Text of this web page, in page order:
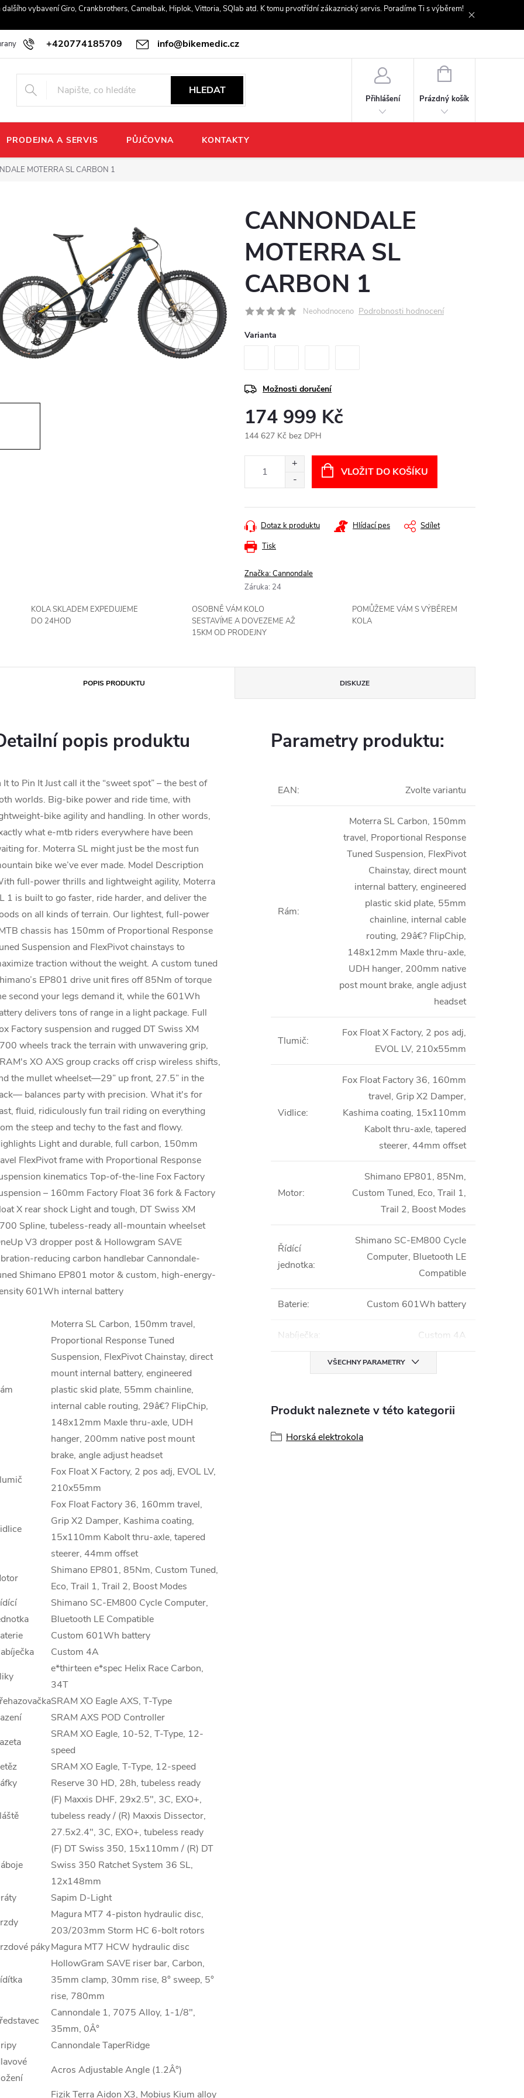
vybavení Giro, Crankbrothers, Camelbak, Hiplok, Vittoria, SQlab atd. K tomu prvotřídní zákaznický servis. Poradíme Ti s výběrem!
+420774185709 info@bikemedic.cz
osobních údajů
HLEDAT
Přihlášení
NÁKUPNÍ
Prázdný košík
PRODEJNA A SERVIS PŮJČOVNA KONTAKTY
MOTERRA SL CARBON 1
CANNONDALE
MOTERRA SL
CARBON 1
Neohodnoceno Podrobnosti hodnocení
Varianta
Možnosti doručení
174 999 Kč
144 627 Kč bez DPH
VLOŽIT DO KOŠÍKU
Tisk
Dotaz k produktu Hlídací pes Sdílet
Značka:Cannondale
Záruka: 24
KOLA SKLADEM EXPEDUJEME
DO 24HOD
OSOBNĚ VÁM KOLO
SESTAVÍME A DOVEZEME AŽ
15KM OD PRODEJNY
POMŮŽEME VÁM S VÝBĚREM
KOLA
POPIS PRODUKTU DISKUZE
popis produktu
It to Pin It Just call it the “sweet spot” – the best of
worlds. Big-bike power and ride time, with
bike agility and handling. In other words,
what e-mtb riders everywhere have been
for. Moterra SL might just be the most fun
bike we’ve ever made. Model Description
full-power thrills and lightweight agility, Moterra
1 is built to go faster, ride harder, and deliver the
on all kinds of terrain. Our lightest, full-power
chassis has 150mm of Proportional Response
Suspension and FlexPivot chainstays to
traction without the weight. A custom tuned
EP801 drive unit fires off 85Nm of torque
second your legs demand it, while the 601Wh
delivers tons of range in a light package. Full
Factory suspension and rugged DT Swiss XM
wheels track the terrain with unwavering grip,
XO AXS group cracks off crisp wireless shifts,
the mullet wheelset—29” up front, 27.5” in the
balances party with precision. What it's for
fluid, ridiculously fun trail riding on everything
the steep and techy to the fast and flowy.
Light and durable, full carbon, 150mm
FlexPivot frame with Proportional Response
kinematics Top-of-the-line Fox Factory
– 160mm Factory Float 36 fork & Factory
X rear shock Light and tough, DT Swiss XM
Spline, tubeless-ready all-mountain wheelset
V3 dropper post & Hollowgram SAVE
reducing carbon handlebar Cannondale-
Shimano EP801 motor & custom, high-energy-
601Wh internal battery
Moterra SL Carbon, 150mm travel,
Proportional Response Tuned
Suspension, FlexPivot Chainstay, direct
mount internal battery, engineered
plastic skid plate, 55mm chainline,
internal cable routing, 29â€? FlipChip,
148x12mm Maxle thru-axle, UDH
hanger, 200mm native post mount
brake, angle adjust headset
Fox Float X Factory, 2 pos adj, EVOL LV,
210x55mm
Fox Float Factory 36, 160mm travel,
Grip X2 Damper, Kashima coating,
15x110mm Kabolt thru-axle, tapered
steerer, 44mm offset
Shimano EP801, 85Nm, Custom Tuned,
Eco, Trail 1, Trail 2, Boost Modes
Shimano SC-EM800 Cycle Computer,
Bluetooth LE Compatible
Custom 601Wh battery
Custom 4A
e*thirteen e*spec Helix Race Carbon,
34T
SRAM XO Eagle AXS, T-Type
SRAM AXS POD Controller
SRAM XO Eagle, 10-52, T-Type, 12-
speed
SRAM XO Eagle, T-Type, 12-speed
Reserve 30 HD, 28h, tubeless ready
(F) Maxxis DHF, 29x2.5", 3C, EXO+,
tubeless ready / (R) Maxxis Dissector,
27.5x2.4", 3C, EXO+, tubeless ready
(F) DT Swiss 350, 15x110mm / (R) DT
Swiss 350 Ratchet System 36 SL,
12x148mm
Sapim D-Light
Magura MT7 4-piston hydraulic disc,
203/203mm Storm HC 6-bolt rotors
pákyMagura MT7 HCW hydraulic disc
HollowGram SAVE riser bar, Carbon,
35mm clamp, 30mm rise, 8° sweep, 5°
rise, 780mm
Cannondale 1, 7075 Alloy, 1-1/8",
35mm, 0Â°
Cannondale TaperRidge
Acros Adjustable Angle (1.2Â°)
Fizik Terra Aidon X3, Mobius Kium alloy
Parametry produktu:
EAN: Zvolte variantu
Rám:
Moterra SL Carbon, 150mm
travel, Proportional Response
Tuned Suspension, FlexPivot
Chainstay, direct mount
internal battery, engineered
plastic skid plate, 55mm
chainline, internal cable
routing, 29â€? FlipChip,
148x12mm Maxle thru-axle,
UDH hanger, 200mm native
post mount brake, angle adjust
headset
Tlumič:
Fox Float X Factory, 2 pos adj,
EVOL LV, 210x55mm
Vidlice:
Fox Float Factory 36, 160mm
travel, Grip X2 Damper,
Kashima coating, 15x110mm
Kabolt thru-axle, tapered
steerer, 44mm offset
Motor:
Shimano EP801, 85Nm,
Custom Tuned, Eco, Trail 1,
Trail 2, Boost Modes
Řídící
jednotka:
Shimano SC-EM800 Cycle
Computer, Bluetooth LE
Compatible
Baterie: Custom 601Wh battery
Nabíječka: Custom 4A
VŠECHNY PARAMETRY
Produkt naleznete v této kategorii
Horská elektrokola